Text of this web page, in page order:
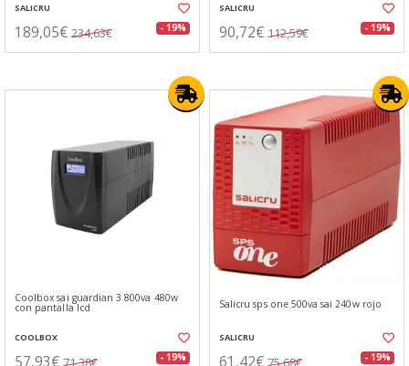
SALICRU
189,05€ 234,63€ - 19%
SALICRU
90,72€ 112,59€ - 19%
Coolbox sai guardian 3 800va 480w
con pantalla lcd
COOLBOX
57,93€ 71,38€ - 19%
Salicru sps one 500va sai 240w rojo
SALICRU
61,42€ 75,68€ - 19%